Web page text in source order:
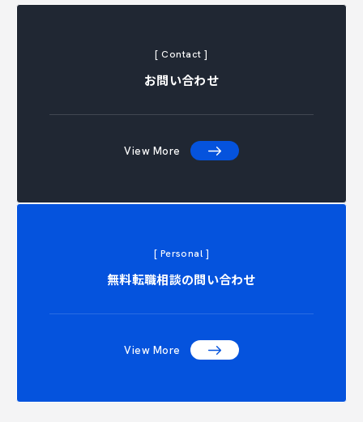
[ Contact ]
お問い合わせ
View More
[ Personal ]
無料転職相談の問い合わせ
View More